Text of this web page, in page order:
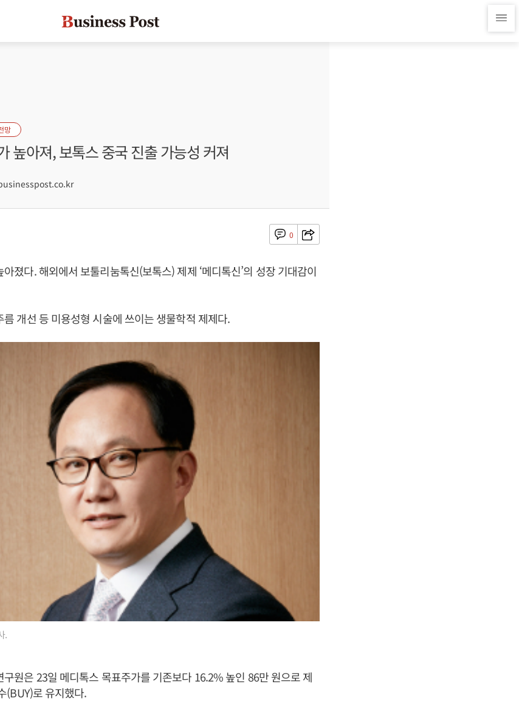
망
높아져, 보톡스 중국 진출 가능성 커져
0
졌다. 해외에서 보툴리눔톡신(보톡스) 제제 ‘메디톡신’의 성장 기대감이
개선 등 미용성형 시술에 쓰이는 생물학적 제제다.
.
원은 23일 메디톡스 목표주가를 기존보다 16.2% 높인 86만 원으로 제
(BUY)로 유지했다.